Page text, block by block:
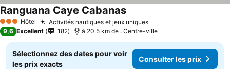
3 ÉtoilesHôtel Activités nautiques et jeux uniques
Ranguana Caye Cabanas
9,6 Excellent 182 à 20.5 km de : Centre-ville
Sélectionnez des dates pour voir
les prix exacts
Consulter les prix